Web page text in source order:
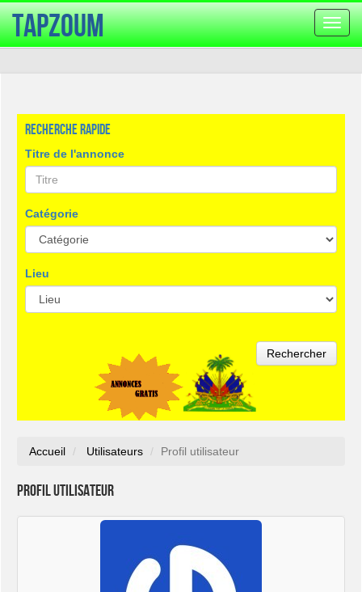
la
TapZoum
Recherche rapide
Titre de l'annonce
Catégorie
Lieu
Rechercher
Accueil Utilisateurs Profil utilisateur
Profil utilisateur